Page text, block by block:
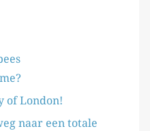
of London!
naar een totale